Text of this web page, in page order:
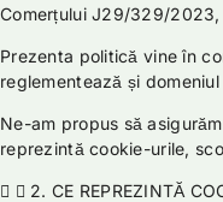
Comerțului J29/329/
Prezenta politică vine în
reglementează și
Ne-am propus să
reprezintă cookie-urile,
2. CE REPREZINTĂ